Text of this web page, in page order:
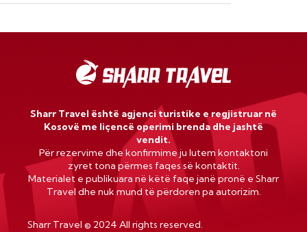
Sharr Travel është agjenci turistike e regjistruar në
Kosovë me liçencë operimi brenda dhe jashtë
vendit.
Për rezervime dhe konfirmime ju lutem kontaktoni
zyret tona përmes faqes së kontaktit.
Materialet e publikuara në këtë faqe janë pronë e Sharr
Travel dhe nuk mund të përdoren pa autorizim.
Sharr Travel © 2024 All rights reserved.